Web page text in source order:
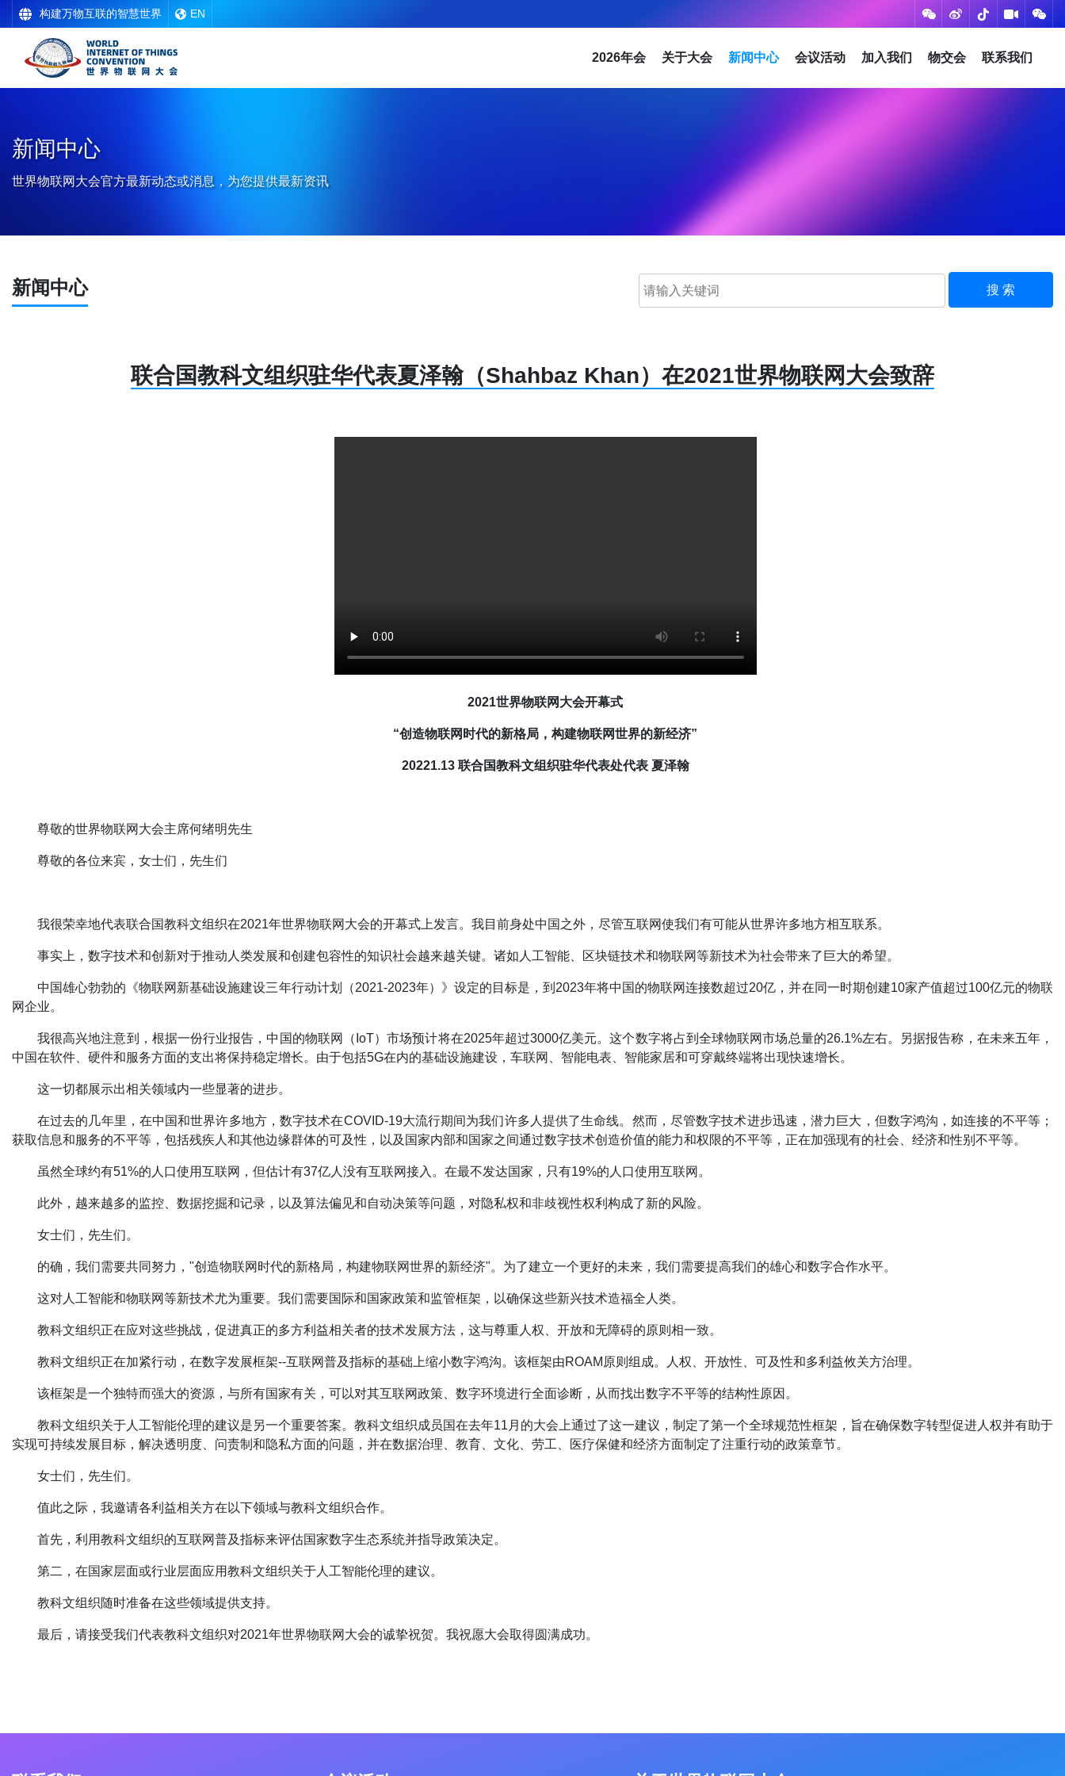
构建万物互联的智慧世界 EN
2026年会 关于大会 新闻中心 会议活动 加入我们 物交会 联系我们
新闻中心
世界物联网大会官方最新动态或消息，为您提供最新资讯
新闻中心 搜 索
联合国教科文组织驻华代表夏泽翰（Shahbaz Khan）在2021世界物联网大会致辞
2021世界物联网大会开幕式
“创造物联网时代的新格局，构建物联网世界的新经济”
20221.13 联合国教科文组织驻华代表处代表 夏泽翰
尊敬的世界物联网大会主席何绪明先生
尊敬的各位来宾，女士们，先生们
我很荣幸地代表联合国教科文组织在2021年世界物联网大会的开幕式上发言。我目前身处中国之外，尽管互联网使我们有可能从世界许多地方相互联系。
事实上，数字技术和创新对于推动人类发展和创建包容性的知识社会越来越关键。诸如人工智能、区块链技术和物联网等新技术为社会带来了巨大的希望。
中国雄心勃勃的《物联网新基础设施建设三年行动计划（2021-2023年）》设定的目标是，到2023年将中国的物联网连接数超过20亿，并在同一时期创建10家产值超过100亿元的物联
网企业。
我很高兴地注意到，根据一份行业报告，中国的物联网（IoT）市场预计将在2025年超过3000亿美元。这个数字将占到全球物联网市场总量的26.1%左右。另据报告称，在未来五年，
中国在软件、硬件和服务方面的支出将保持稳定增长。由于包括5G在内的基础设施建设，车联网、智能电表、智能家居和可穿戴终端将出现快速增长。
这一切都展示出相关领域内一些显著的进步。
在过去的几年里，在中国和世界许多地方，数字技术在COVID-19大流行期间为我们许多人提供了生命线。然而，尽管数字技术进步迅速，潜力巨大，但数字鸿沟，如连接的不平等；
获取信息和服务的不平等，包括残疾人和其他边缘群体的可及性，以及国家内部和国家之间通过数字技术创造价值的能力和权限的不平等，正在加强现有的社会、经济和性别不平等。
虽然全球约有51%的人口使用互联网，但估计有37亿人没有互联网接入。在最不发达国家，只有19%的人口使用互联网。
此外，越来越多的监控、数据挖掘和记录，以及算法偏见和自动决策等问题，对隐私权和非歧视性权利构成了新的风险。
女士们，先生们。
的确，我们需要共同努力，"创造物联网时代的新格局，构建物联网世界的新经济"。为了建立一个更好的未来，我们需要提高我们的雄心和数字合作水平。
这对人工智能和物联网等新技术尤为重要。我们需要国际和国家政策和监管框架，以确保这些新兴技术造福全人类。
教科文组织正在应对这些挑战，促进真正的多方利益相关者的技术发展方法，这与尊重人权、开放和无障碍的原则相一致。
教科文组织正在加紧行动，在数字发展框架--互联网普及指标的基础上缩小数字鸿沟。该框架由ROAM原则组成。人权、开放性、可及性和多利益攸关方治理。
该框架是一个独特而强大的资源，与所有国家有关，可以对其互联网政策、数字环境进行全面诊断，从而找出数字不平等的结构性原因。
教科文组织关于人工智能伦理的建议是另一个重要答案。教科文组织成员国在去年11月的大会上通过了这一建议，制定了第一个全球规范性框架，旨在确保数字转型促进人权并有助于
实现可持续发展目标，解决透明度、问责制和隐私方面的问题，并在数据治理、教育、文化、劳工、医疗保健和经济方面制定了注重行动的政策章节。
女士们，先生们。
值此之际，我邀请各利益相关方在以下领域与教科文组织合作。
首先，利用教科文组织的互联网普及指标来评估国家数字生态系统并指导政策决定。
第二，在国家层面或行业层面应用教科文组织关于人工智能伦理的建议。
教科文组织随时准备在这些领域提供支持。
最后，请接受我们代表教科文组织对2021年世界物联网大会的诚挚祝贺。我祝愿大会取得圆满成功。